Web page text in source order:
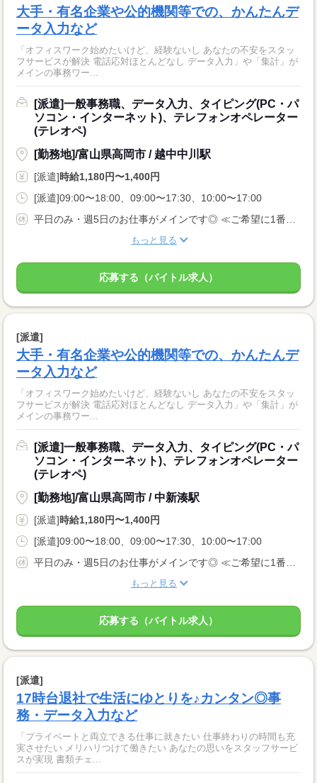
大手・有名企業や公的機関等での、かんたんデ
ータ入力など
「オフィスワーク始めたいけど、経験ないし あなたの不安をスタッ
フサービスが解決 電話応対ほとんどなし データ入力」や「集計」が
メインの事務ワー...
[派遣]一般事務職、データ入力、タイピング(PC・パ
ソコン・インターネット)、テレフォンオペレーター
(テレオペ)
[勤務地]/富山県高岡市 / 越中中川駅
[派遣]時給1,180円〜1,400円
[派遣]09:00〜18:00、09:00〜17:30、10:00〜17:00
もっと見る
応募する（バイトル求人）
[派遣]
大手・有名企業や公的機関等での、かんたんデ
ータ入力など
「オフィスワーク始めたいけど、経験ないし あなたの不安をスタッ
フサービスが解決 電話応対ほとんどなし データ入力」や「集計」が
メインの事務ワー...
[派遣]一般事務職、データ入力、タイピング(PC・パ
ソコン・インターネット)、テレフォンオペレーター
(テレオペ)
[勤務地]/富山県高岡市 / 中新湊駅
[派遣]時給1,180円〜1,400円
[派遣]09:00〜18:00、09:00〜17:30、10:00〜17:00
もっと見る
応募する（バイトル求人）
[派遣]
17時台退社で生活にゆとりを♪カンタン◎事
務・データ入力など
「プライベートと両立できる仕事に就きたい 仕事終わりの時間も充
実させたい メリハリつけて働きたい あなたの思いをスタッフサービ
スが実現 書類チェ...